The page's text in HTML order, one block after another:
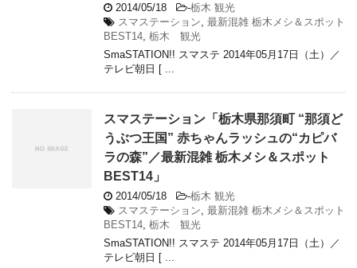
2014/05/18 -栃木 観光
スマステーション 最新混雑 栃木メシ＆スポット
BEST14 栃木 観光
SmaSTATION!! スマステ 2014年05月17日（土）／
テレビ朝日 [ ...
スマステーション「栃木県那須町 “那須ど
うぶつ王国” 赤ちゃんラッシュの“カピバ
ラの森”／最新混雑 栃木メシ＆スポット
BEST14」
2014/05/18 -栃木 観光
スマステーション 最新混雑 栃木メシ＆スポット
BEST14 栃木 観光
SmaSTATION!! スマステ 2014年05月17日（土）／
テレビ朝日 [ ...